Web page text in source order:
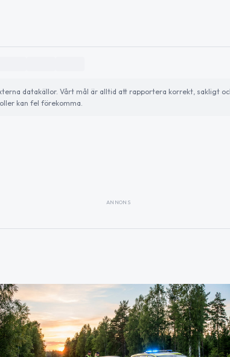
datakällor. Vårt mål är alltid att rapportera korrekt, sakligt
kan fel förekomma.
ANNONS